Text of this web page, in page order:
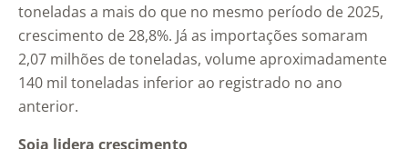
toneladas a mais do que no mesmo período de 2025,
crescimento de 28,8%. Já as importações somaram
2,07 milhões de toneladas, volume aproximadamente
140 mil toneladas inferior ao registrado no ano
anterior.
Soja lidera crescimento